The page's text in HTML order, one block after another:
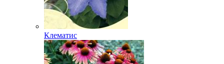
Клематис